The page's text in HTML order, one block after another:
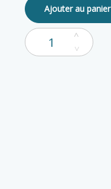
Ajouter au panier